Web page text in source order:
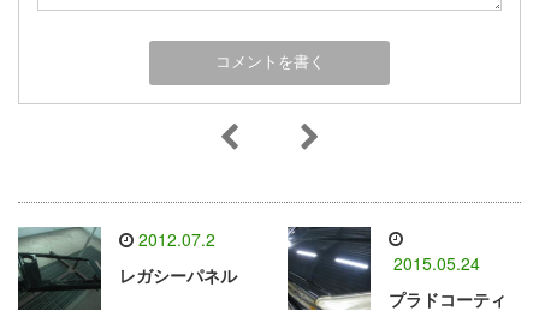
2012.07.2
レガシーパネル
2015.05.24
プラドコーティ